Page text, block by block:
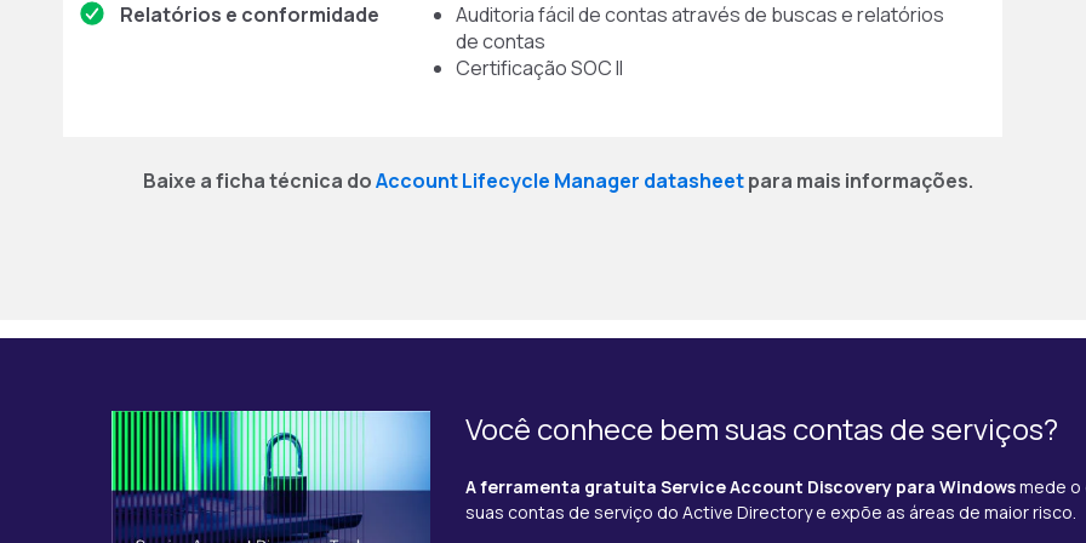
Relatórios e conformidade
Auditoria fácil de contas através de buscas e relatórios
de contas
Certificação SOC II
Baixe a ficha técnica doAccount Lifecycle Manager datasheetpara mais informações.
Você conhece bem suas contas de serviços?
A ferramenta gratuita Service Account Discovery para Windowsmede o
suas contas de serviço do Active Directory e expõe as áreas de maior risco.